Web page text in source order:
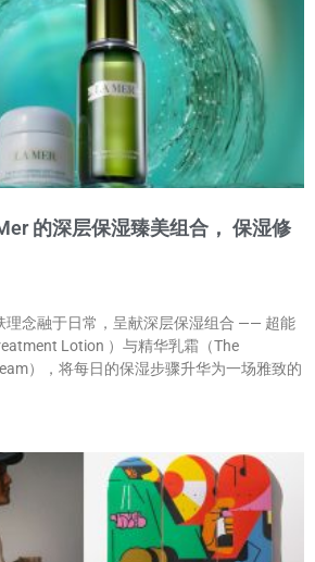
的深层保湿臻美组合， 保湿修
理念融于日常，呈献深层保湿组合 —— 超能
Lotion ）与精华乳霜（The
），将每日的保湿步骤升华为一场雅致的